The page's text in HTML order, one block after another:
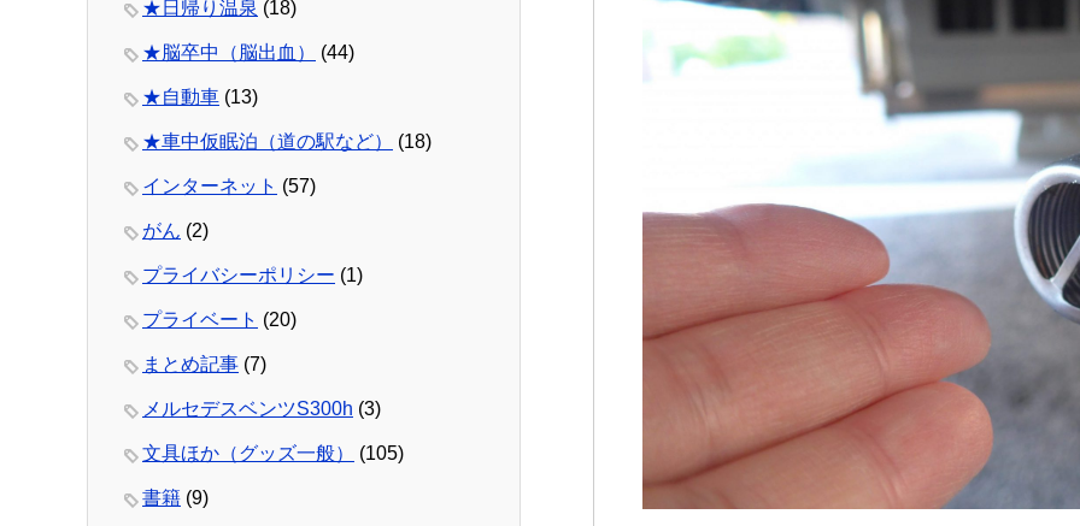
★日帰り温泉 (18)
★脳卒中（脳出血） (44)
★自動車 (13)
★車中仮眠泊（道の駅など） (18)
インターネット (57)
がん (2)
プライバシーポリシー (1)
プライベート (20)
まとめ記事 (7)
メルセデスベンツS300h (3)
文具ほか（グッズ一般） (105)
書籍 (9)